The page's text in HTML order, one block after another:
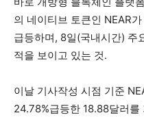
의 네이티브 토큰인 NEAR
급등하며, 8일(국내시간) 주
적을 보이고 있는 것.
이날 기사작성 시점 기준
24.78%급등한 18.88달러를